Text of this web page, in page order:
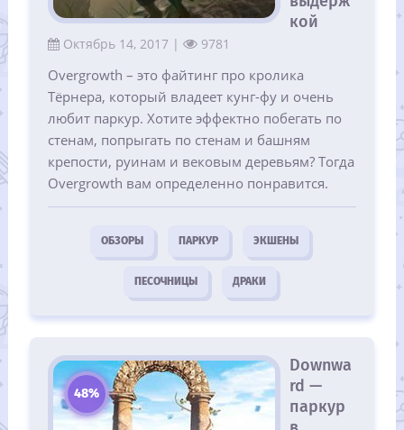
кой
Октябрь 14, 2017 | 9781
Overgrowth – это файтинг про кролика
Тёрнера, который владеет кунг-фу и очень
любит паркур. Хотите эффектно побегать по
стенам, попрыгать по стенам и башням
крепости, руинам и вековым деревьям? Тогда
Overgrowth вам определенно понравится.
ОБЗОРЫ ПАРКУР ЭКШЕНЫ
ПЕСОЧНИЦЫ ДРАКИ
48%
Downwa
rd —
паркур